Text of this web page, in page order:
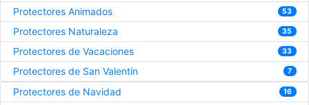
Protectores Animados 53
Protectores Naturaleza 35
Protectores de Vacaciones 33
Protectores de San Valentín 7
Protectores de Navidad 16